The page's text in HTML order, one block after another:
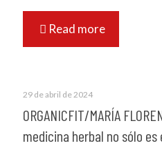
Read more
29 de abril de 2024
ORGANICFIT/MARÍA
medicina herbal no sólo